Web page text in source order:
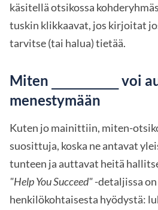
käsitellä otsikossa
tuskin klikkaavat, jos kirjoitat
tarvitse (tai halua) tietää.
Miten
voi
menestymään
Kuten jo mainittiin, miten-
suosittuja, koska ne antavat
tunteen ja auttavat heitä
"Help You Succeed"-detaljissa
henkilökohtaisesta hyödystä: